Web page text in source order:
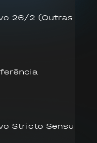
26/2 (Outras
Stricto Sensu